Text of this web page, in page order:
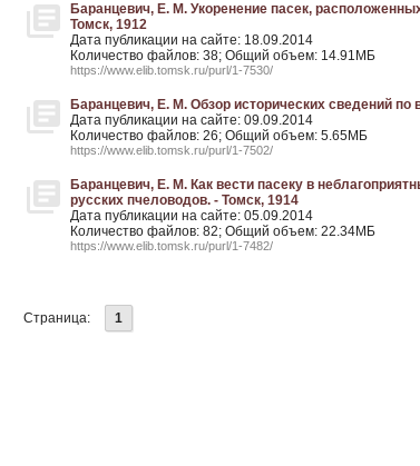
Баранцевич, Е. М. Укоренение пасек,
Томск, 1912
Дата публикации на сайте: 18.09.2014
Количество файлов: 38; Общий объем: 14.91МБ
https://www.elib.tomsk.ru/purl/1-7530/
Баранцевич, Е. М. Обзор исторических сведений
Дата публикации на сайте: 09.09.2014
Количество файлов: 26; Общий объем: 5.65МБ
https://www.elib.tomsk.ru/purl/1-7502/
Баранцевич, Е. М. Как вести пасеку в
русских пчеловодов. - Томск, 1914
Дата публикации на сайте: 05.09.2014
Количество файлов: 82; Общий объем: 22.34МБ
https://www.elib.tomsk.ru/purl/1-7482/
Страница: 1